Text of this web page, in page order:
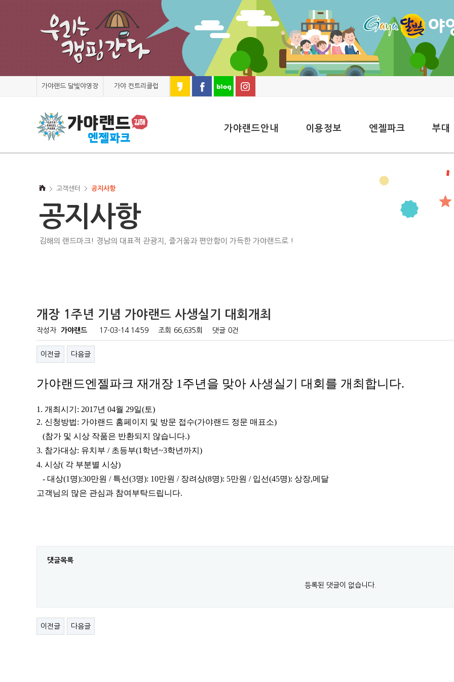
가야랜드 달빛야영장 가야 컨트리클럽
가야랜드안내 이용정보 엔젤파크 부대
고객센터 공지사항
공지사항
김해의 랜드마크! 경남의 대표적 관광지, 즐거움과 편안함이 가득한 가야랜드로 !
개장 1주년 기념 가야랜드 사생실기 대회개최
작성자 가야랜드 17-03-14 14:59 조회 66,635회 댓글 0건
이전글 다음글
가야랜드엔젤파크 재개장 1주년을 맞아 사생실기 대회를 개최합니다.
1. 개최시기 : 2017년 04월 29일(토)
2. 신청방법: 가야랜드 홈페이지 및 방문 접수(가야랜드 정문 매표소)
(참가 및 시상 작품은 반환되지 않습니다.)
​3. 참가대상: 유치부 / 초등부(1학년~3학년까지)
4. 시상( 각 부분별 시상)
- 대상(1명​):30만원 / 특선(3명): 10만원 / 장려상(8명): 5만원 / 입선(45명): 상장,메달
고객님의 많은 관심과 참여부탁드립니다.
댓글목록
등록된 댓글이 없습니다.
이전글 다음글